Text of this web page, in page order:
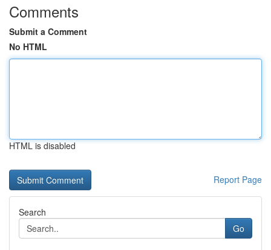
Comments
Submit a Comment
No HTML
HTML is disabled
Report Page
Search
Go